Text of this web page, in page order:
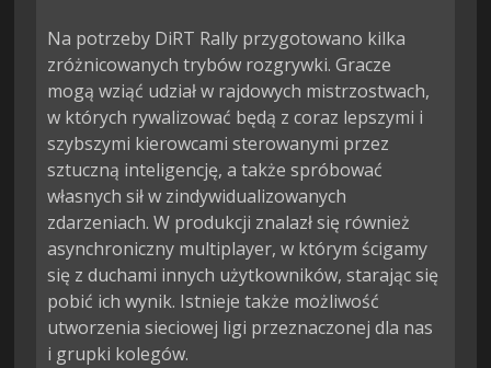
Na potrzeby DiRT Rally przygotowano kilka
zróżnicowanych trybów rozgrywki. Gracze
mogą wziąć udział w rajdowych mistrzostwach,
w których rywalizować będą z coraz lepszymi i
szybszymi kierowcami sterowanymi przez
sztuczną inteligencję, a także spróbować
własnych sił w zindywidualizowanych
zdarzeniach. W produkcji znalazł się również
asynchroniczny multiplayer, w którym ścigamy
się z duchami innych użytkowników, starając się
pobić ich wynik. Istnieje także możliwość
utworzenia sieciowej ligi przeznaczonej dla nas
i grupki kolegów.